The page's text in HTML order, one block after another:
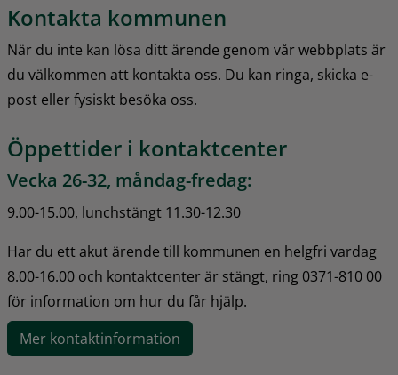
Kontakta kommunen
När du inte kan lösa ditt ärende genom vår webbplats är
du välkommen att kontakta oss. Du kan ringa, skicka e-
post eller fysiskt besöka oss.
Öppettider i kontaktcenter
Vecka 26-32, måndag-fredag:
9.00-15.00, lunchstängt 11.30-12.30
Har du ett akut ärende till kommunen en helgfri vardag
8.00-16.00 och kontaktcenter är stängt, ring 0371-810 00
för information om hur du får hjälp.
Mer kontaktinformation